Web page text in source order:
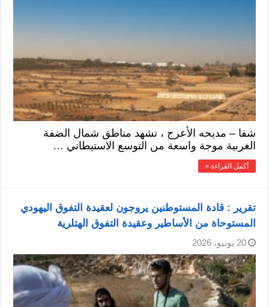
شفا – مديحه الأعرج ، تشهد مناطق شمال الضفة
الغربية موجة واسعة من التوسع الاستيطاني …
أكمل القراءة »
تقرير : قادة المستوطنين يروجون لعقيدة التفوق اليهودي
المستوحاة من الأساطير وعقيدة التفوق الهتلرية
20 يونيو، 2026